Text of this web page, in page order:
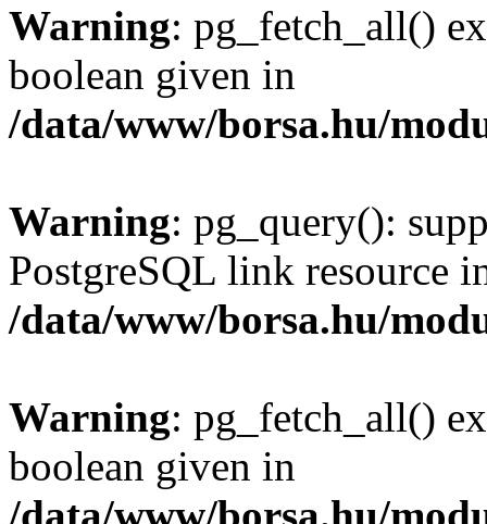
Warning: pg_fetch_all()
boolean given in
/data/www/borsa.hu/
Warning: pg_query():
PostgreSQL link resource
/data/www/borsa.hu/
Warning: pg_fetch_all()
boolean given in